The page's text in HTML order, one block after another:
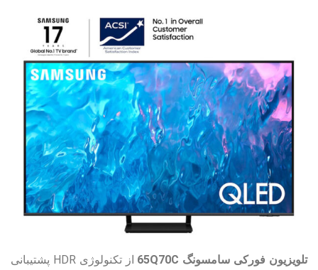
تلویزیون فورکی سامسونگ 65Q70C
از تکنولوژی HDR پشتیبانی